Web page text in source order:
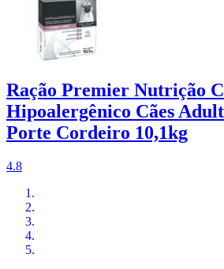
Ração Premier Nutrição
Hipoalergênico Cães
Porte Cordeiro 10,1kg
4.8